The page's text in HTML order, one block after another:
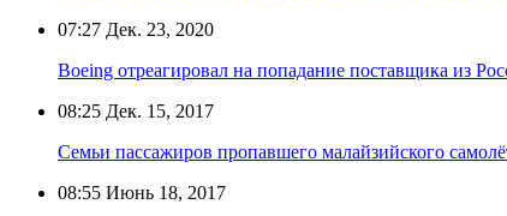
07:27 Дек. 23, 2020
Boeing отреагировал на попадание поставщика из
08:25 Дек. 15, 2017
Семьи пассажиров пропавшего малайзийского
08:55 Июнь 18, 2017